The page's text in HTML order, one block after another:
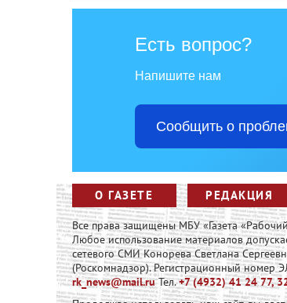
Есть вопрос?
Напишите нам
Сообщить о
О ГАЗЕТЕ РЕДАКЦИЯ
Все права защищены МБУ «Газета
Любое использование материалов
сетевого СМИ Конорева Светлана
(Роскомнадзор). Регистрационный номер
rk_news@mail.ruТел.+7 (4932) 41 24 77,